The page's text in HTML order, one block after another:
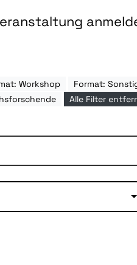
Workshop Format:
Alle Filter